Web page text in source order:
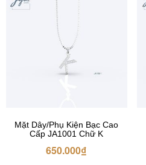
Mặt Dây/Phụ Kiện Bạc Cao
Cấp JA1001 Chữ K
650.000₫